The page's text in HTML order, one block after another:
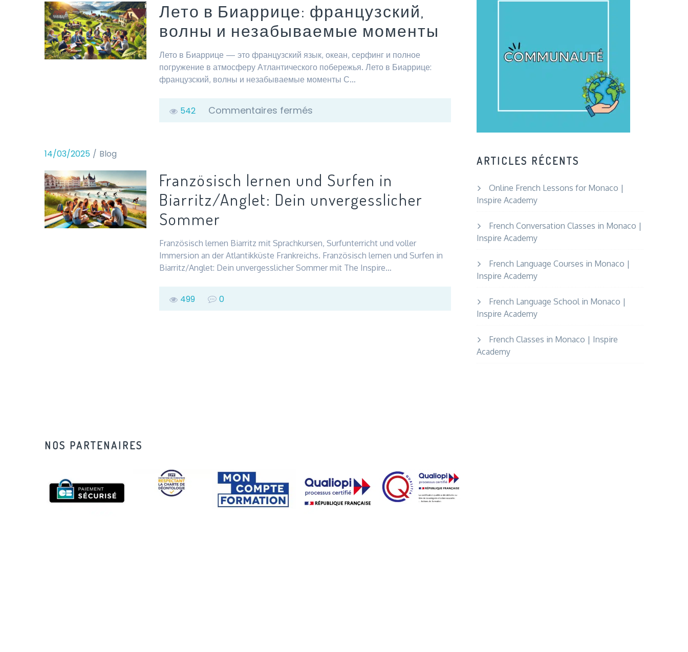
Лето в Биаррице: французский,
волны и незабываемые моменты
Лето в Биаррице — это французский язык, океан, серфинг и полное
погружение в атмосферу Атлантического побережья. Лето в Биаррице:
французский, волны и незабываемые моменты С…
542 Commentaires ferméssur
волны
незабываемые
14/03/2025 Blog
Französisch lernen und Surfen in
Biarritz/Anglet: Dein unvergesslicher
Sommer
Französisch lernen Biarritz mit Sprachkursen, Surfunterricht und voller
Immersion an der Atlantikküste Frankreichs. Französisch lernen und Surfen in
Biarritz/Anglet: Dein unvergesslicher Sommer mit The Inspire…
499 0
ARTICLES RÉCENTS
Online French Lessons for Monaco |
Inspire Academy
French Conversation Classes in Monaco |
Inspire Academy
French Language Courses in Monaco |
Inspire Academy
French Language School in Monaco |
Inspire Academy
French Classes in Monaco | Inspire
Academy
NOS PARTENAIRES